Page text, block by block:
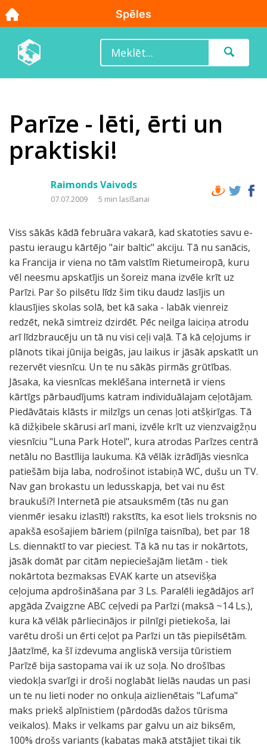
Parīze - lēti, ērti un
praktiski!
Raimonds Vaivods
07.07.2009 5 min lasīšanai
Viss sākās kādā februāra vakarā, kad skatoties savu e-
pastu ieraugu kārtējo "air baltic" akciju. Tā nu sanācis,
ka Francija ir viena no tām valstīm Rietumeiropā, kuru
vēl neesmu apskatījis un šoreiz mana izvēle krīt uz
Parīzi. Par šo pilsētu līdz šim tiku daudz lasījis un
klausījies skolas solā, bet kā saka - labāk vienreiz
redzēt, nekā simtreiz dzirdēt. Pēc neilga laiciņa atrodu
arī līdzbraucēju un tā nu visi ceļi vaļā. Tā kā ceļojums ir
plānots tikai jūnija beigās, jau laikus ir jāsāk apskatīt un
rezervēt viesnīcu. Un te nu sākās pirmās grūtības.
Jāsaka, ka viesnīcas meklēšana internetā ir viens
kārtīgs pārbaudījums katram individuālajam ceļotājam.
Piedāvātais klāsts ir milzīgs un cenas ļoti atšķirīgas. Tā
kā dižķibele skārusi arī mani, izvēle krīt uz vienzvaigžņu
viesnīciu "Luna Park Hotel", kura atrodas Parīzes centrā
netālu no Bastīlija laukuma. Kā vēlāk izrādījās viesnīca
patiešām bija laba, nodrošinot istabiņā WC, dušu un TV.
Nav gan brokastu un ledusskapja, bet vai nu ēst
braukuši?! Internetā pie atsauksmēm (tās nu gan
vienmēr iesaku izlasīt!) rakstīts, ka esot liels troksnis no
apakšā esošajiem bāriem (pilnīga taisnība), bet par 18
Ls. diennaktī to var pieciest. Tā kā nu tas ir nokārtots,
jāsāk domāt par citām nepieciešajām lietām - tiek
nokārtota bezmaksas EVAK karte un atsevišķa
ceļojuma apdrošināšana par 3 Ls. Paralēli iegādājos arī
apgāda Zvaigzne ABC ceļvedi pa Parīzi (maksā ~14 Ls.),
kura kā vēlāk pārliecinājos ir pilnīgi pietiekoša, lai
varētu droši un ērti ceļot pa Parīzi un tās piepilsētām.
Jāatzīmē, ka šī izdevuma angliskā versija tūristiem
Parīzē bija sastopama vai ik uz soļa. No drošības
viedokļa svarīgi ir droši noglabāt lielās naudas un pasi
un te nu lieti noder no onkuļa aizlienētais "Lafuma"
maks priekš alpīnistiem (pārdodās dažos tūrisma
veikalos). Maks ir velkams par galvu un aiz biksēm,
100% drošs variants (kabatas makā atstājiet tikai tik